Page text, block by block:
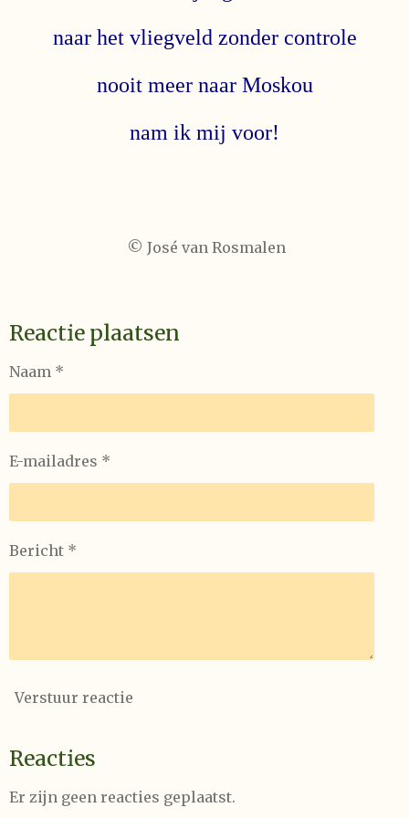
naar het vliegveld zonder controle
nooit meer naar Moskou
nam ik mij voor!
© José van Rosmalen
Reactie plaatsen
Naam *
E-mailadres *
Bericht *
Verstuur reactie
Reacties
Er zijn geen reacties geplaatst.